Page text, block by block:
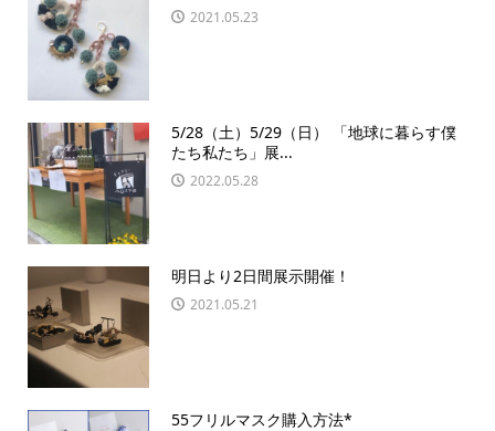
2021.05.23
5/28（土）5/29（日） 「地球に暮らす僕
たち私たち」展...
2022.05.28
明日より2日間展示開催！
2021.05.21
55フリルマスク購入方法*